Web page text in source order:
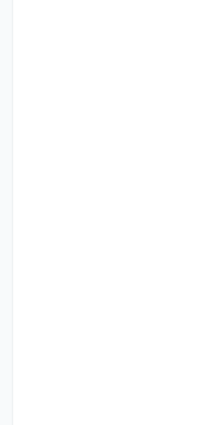
آب خالص و سالمی را برای
از این پک، می‌توانید از
و سلامتی خانواده‌تان را
پک فیلتر دستگاه تصفیه
فیلترهای این پک
و مواد شیمیایی
با بهبود کیفیت آب، طعم
بوی نامطبوع جلوگیری
تا بدون نیاز به تخصص
تعویض باشد.
در این پک به گونه‌ای
عمر طولانی‌تری نسبت به